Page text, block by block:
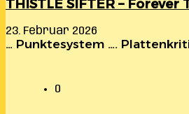
THISTLE SIFTER –
23. Februar 2026
… Punktesystem ….
0